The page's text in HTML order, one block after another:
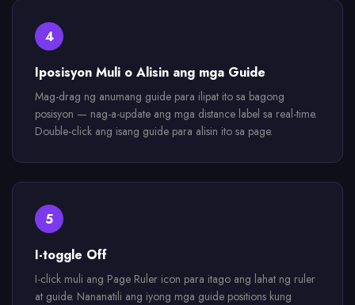
4
Iposisyon Muli o Alisin ang mga Guide
Mag-drag ng anumang guide para ilipat ito sa bagong
posisyon — nag-a-update ang mga distance label sa real-time.
Double-click ang isang guide para alisin ito sa page.
5
I-toggle Off
I-click muli ang Page Ruler icon para itago ang lahat ng ruler
at guide. Nananatili ang iyong mga guide positions kung